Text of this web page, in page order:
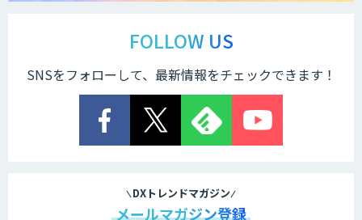
FOLLOW US
SNSをフォローして、最新情報をチェックできます！
DXトレンドマガジン
メールマガジン登録